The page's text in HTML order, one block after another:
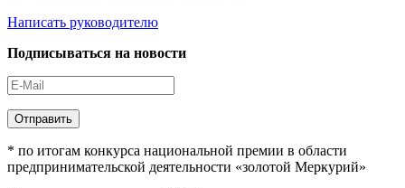
Написать руководителю
Подписываться на новости
Отправить
* по итогам конкурса национальной премии в области
предпринимательской деятельности «золотой Меркурий»